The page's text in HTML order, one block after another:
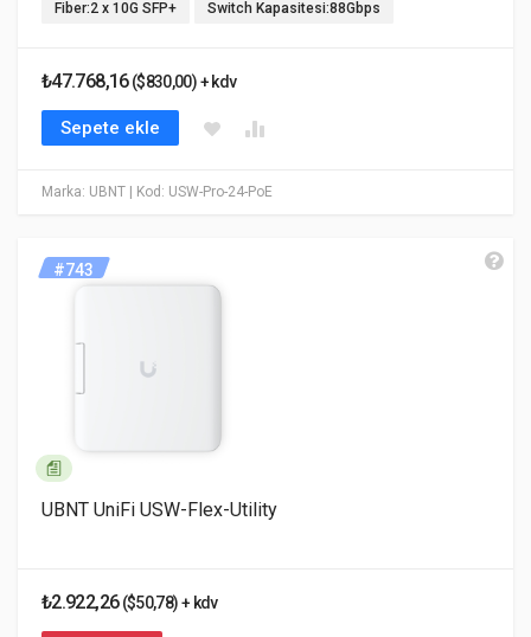
Marka: UBNT | Kod: USW-Pro-24-PoE
Fiber:2 x 10G SFP+ Switch Kapasitesi:88Gbps
₺47.768,16($830,00) + kdv
Sepete ekle
#743
UBNT UniFi USW-Flex-Utility
₺2.922,26($50,78) + kdv